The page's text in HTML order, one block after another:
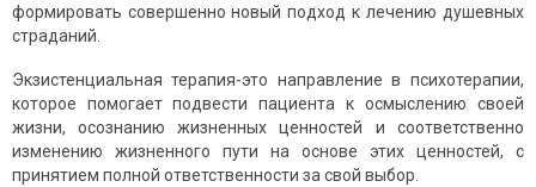
формировать совершенно новый подход к лечению душевных
страданий.
Экзистенциальная терапия-это направление в психотерапии,
которое помогает подвести пациента к осмыслению своей
жизни, осознанию жизненных ценностей и соответственно
изменению жизненного пути на основе этих ценностей, с
принятием полной ответственности за свой выбор.